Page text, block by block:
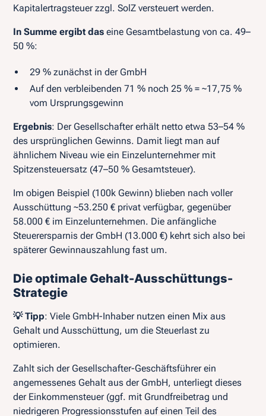
Kapitalertragsteuer zzgl. SolZ versteuert werden.
In Summe ergibt das eine Gesamtbelastung von ca. 49–
50 %:
29 % zunächst in der GmbH
Auf den verbleibenden 71 % noch 25 % = ~17,75 %
vom Ursprungsgewinn
Ergebnis: Der Gesellschafter erhält netto etwa 53–54 %
des ursprünglichen Gewinns. Damit liegt man auf
ähnlichem Niveau wie ein Einzelunternehmer mit
Spitzensteuersatz (47–50 % Gesamtsteuer).
Im obigen Beispiel (100k Gewinn) blieben nach voller
Ausschüttung ~53.250 € privat verfügbar, gegenüber
58.000 € im Einzelunternehmen. Die anfängliche
Steuerersparnis der GmbH (13.000 €) kehrt sich also bei
späterer Gewinnauszahlung fast um.
Die optimale Gehalt-Ausschüttungs-
Strategie
💡 Tipp: Viele GmbH-Inhaber nutzen einen Mix aus
Gehalt und Ausschüttung, um die Steuerlast zu
optimieren.
Zahlt sich der Gesellschafter-Geschäftsführer ein
angemessenes Gehalt aus der GmbH, unterliegt dieses
der Einkommensteuer (ggf. mit Grundfreibetrag und
niedrigeren Progressionsstufen auf einen Teil des